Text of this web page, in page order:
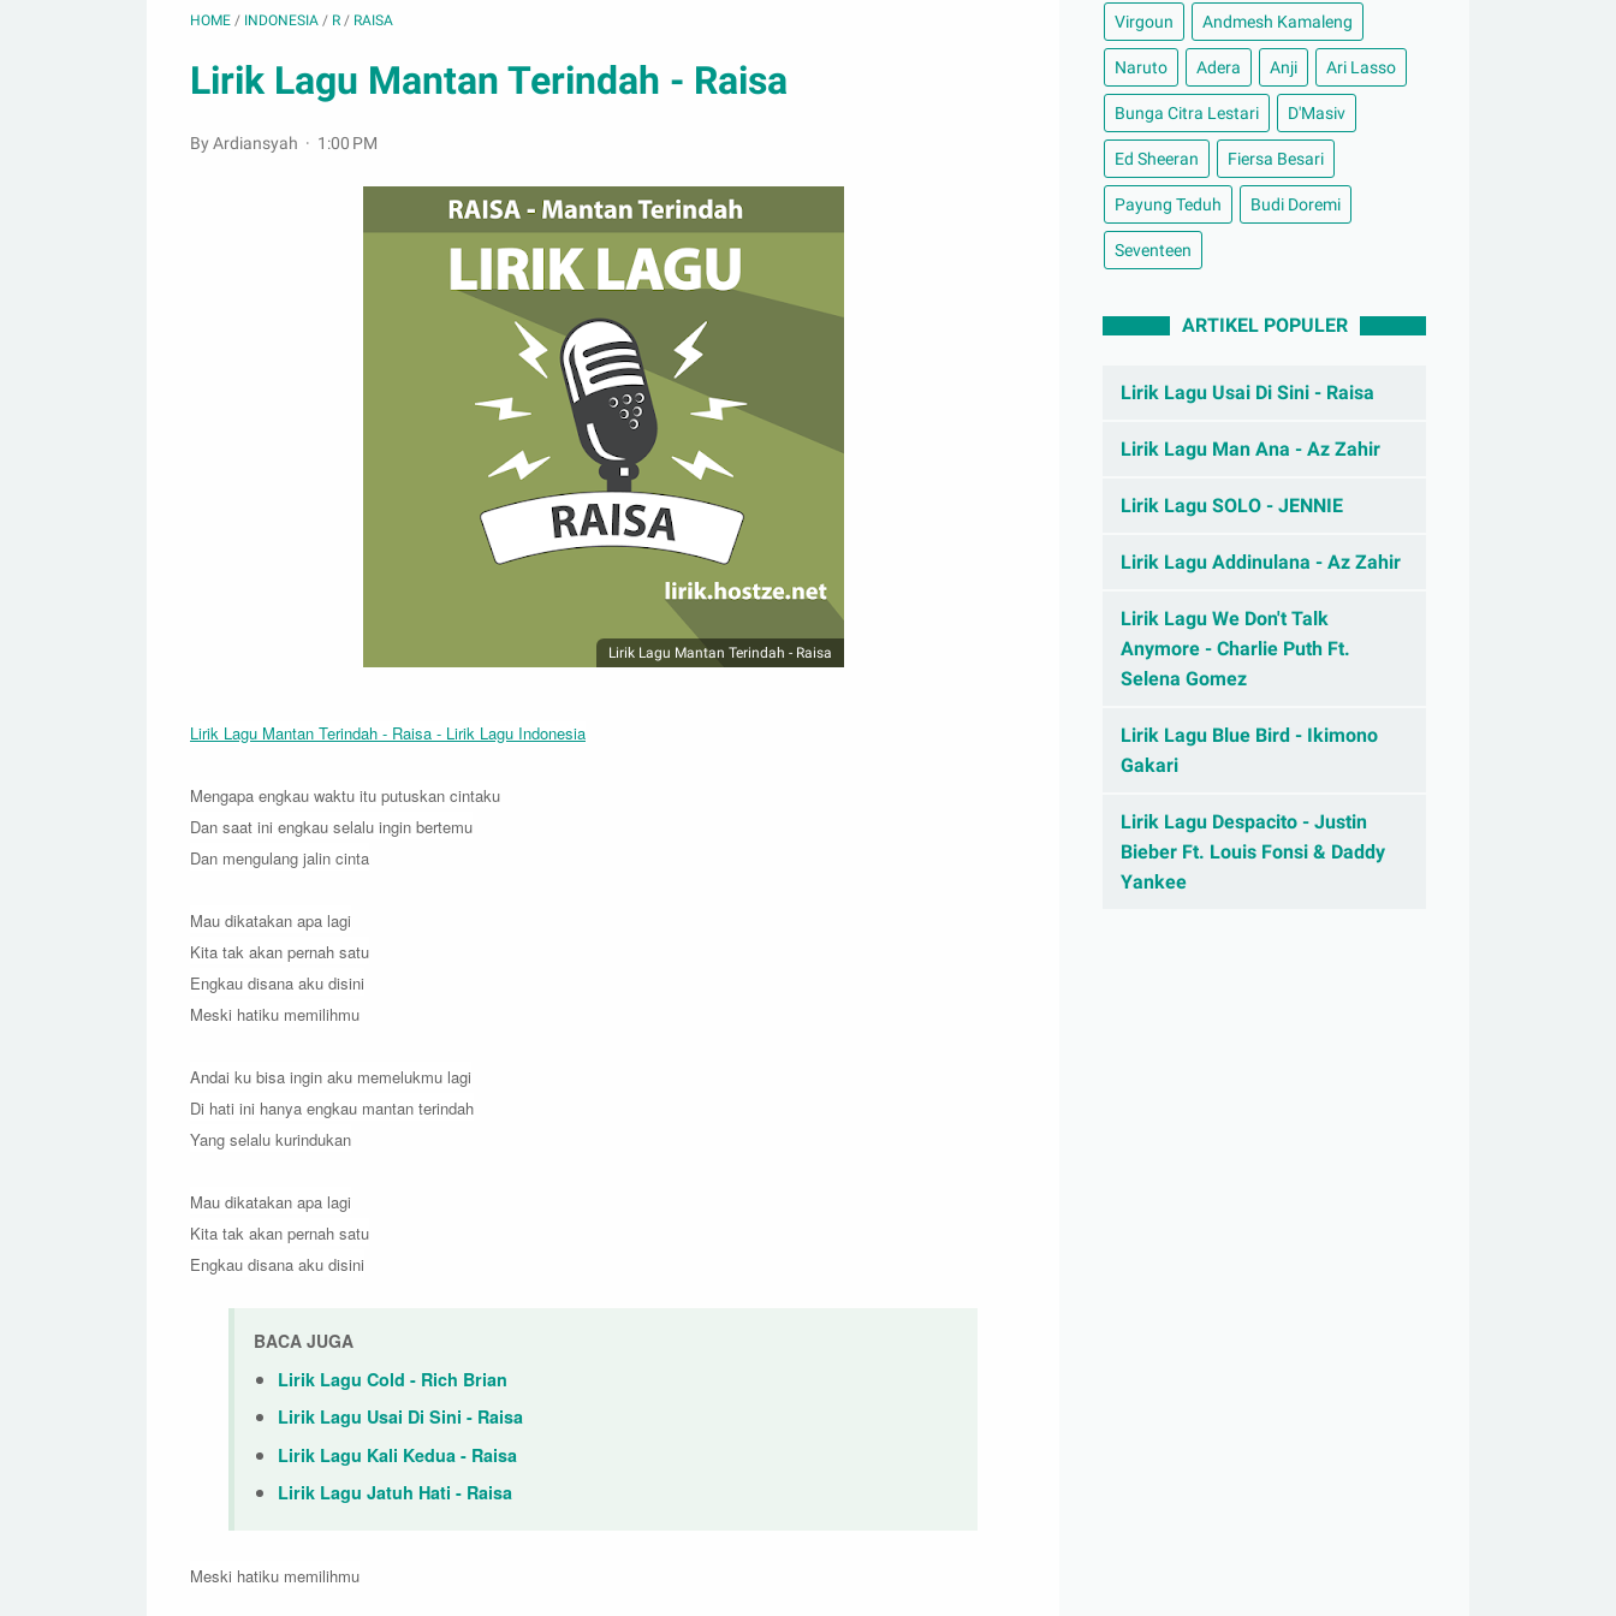
HOME / INDONESIA / R / RAISA
Lirik Lagu Mantan Terindah - Raisa
By Ardiansyah 1:00 PM
Lirik Lagu Mantan Terindah - Raisa
Lirik Lagu Mantan Terindah - Raisa - Lirik Lagu Indonesia
Mengapa engkau waktu itu putuskan cintaku
Dan saat ini engkau selalu ingin bertemu
Dan mengulang jalin cinta
Mau dikatakan apa lagi
Kita tak akan pernah satu
Engkau disana aku disini
Meski hatiku memilihmu
Andai ku bisa ingin aku memelukmu lagi
Di hati ini hanya engkau mantan terindah
Yang selalu kurindukan
Mau dikatakan apa lagi
Kita tak akan pernah satu
Engkau disana aku disini
BACA JUGA
Lirik Lagu Cold - Rich Brian
Lirik Lagu Usai Di Sini - Raisa
Lirik Lagu Kali Kedua - Raisa
Lirik Lagu Jatuh Hati - Raisa
Meski hatiku memilihmu
Virgoun Andmesh Kamaleng
Naruto Adera Anji Ari Lasso
Bunga Citra Lestari D'Masiv
Ed Sheeran Fiersa Besari
Payung Teduh Budi Doremi
Seventeen
ARTIKEL POPULER
Lirik Lagu Usai Di Sini - Raisa
Lirik Lagu Man Ana - Az Zahir
Lirik Lagu SOLO - JENNIE
Lirik Lagu Addinulana - Az Zahir
Lirik Lagu We Don't Talk
Anymore - Charlie Puth Ft.
Selena Gomez
Lirik Lagu Blue Bird - Ikimono
Gakari
Lirik Lagu Despacito - Justin
Bieber Ft. Louis Fonsi & Daddy
Yankee